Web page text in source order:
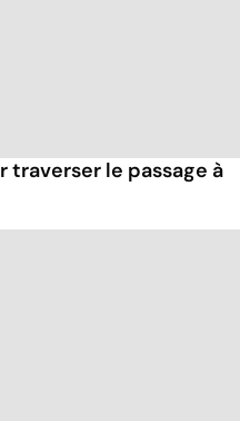
traverser le passage à